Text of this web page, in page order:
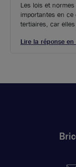
Bureaux à
Les lois et
importantes en
tertiaires, car
Lire la réponse